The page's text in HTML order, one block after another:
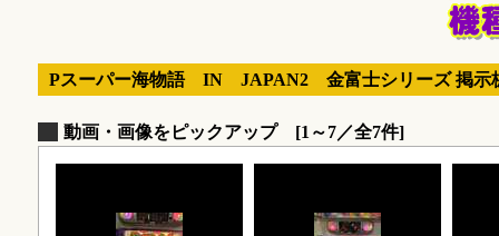
Pスーパー海物語 IN JAPAN2 金富士シリーズ 掲示
動画・画像をピックアップ [1～7／全7件]